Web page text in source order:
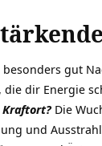
gut
dir Energie
Kraftort?Die
und